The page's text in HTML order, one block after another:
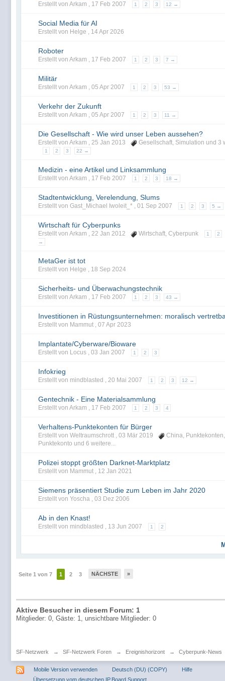
Erstellt von Arkam , 17 Feb 2007 1 2 3 12 →
Social Media für AI
Erstellt von Helge , 14 Apr 2026
Roboter
Erstellt von Arkam , 17 Feb 2007 1 2 3 7 →
Militär
Erstellt von Arkam , 05 Apr 2007 1 2 3 53 →
Verkehr der Zukunft
Erstellt von Arkam , 05 Apr 2007 1 2 3 11 →
Die Gesellschaft - Wie wird unser Leben aussehen?
Erstellt von Arkam , 25 Jan 2013 Gesellschaft, Simulation und 3
1 2 3 22 →
Medizin - eine Artikel und Linksammlung
Erstellt von Arkam , 17 Feb 2007 1 2 3 18 →
Stadtentwicklung, Verelendung, Slums
Erstellt von Gast_Michael Iwoleit_* , 01 Sep 2007 1 2 3 5 →
Wirtschaft für Cyberpunks
Erstellt von Arkam , 22 Jan 2012 Wirtschaft, Cyberpunk 1
2
→
MetaGer ist tot
Erstellt von Helge , 18 Sep 2024
Sicherheits- und Überwachungstechnik
Erstellt von Arkam , 17 Feb 2007 1 2 3 43 →
Investitionen in Rüstungsunternehmen: moralisch
Erstellt von Mammut , 07 Apr 2023
Implantate/Cyberware/Bioware
Erstellt von Locus , 03 Jan 2007 1 2 3
Infokrieg
Erstellt von mindblasted , 20 Mai 2007 1 2 3 12 →
Gentechnik - Eine Materialsammlung
Erstellt von Arkam , 17 Feb 2007 1 2 3 4
Verhaltens-Punktekonten für Bürger
Erstellt von Weltraumschrott , 03 Mär 2019 China, Punktekonten,
Punktekonto und 6 weitere...
Polizei stoppt größten Darknet-Marktplatz
Erstellt von Mammut , 12 Jan 2021
Siemens präsentiert Studie zum Leben im Jahr 2020
Erstellt von Yoscha , 03 Dez 2006
Ab in den Knast!
Erstellt von mindblasted , 13 Jun 2007 1 2
Seite 1 von 7 1 2 3 NÄCHSTE »
Aktive Besucher in diesem Forum: 1
Mitglieder: 0, Gäste: 1, unsichtbare Mitglieder: 0
SF-Netzwerk → SF-Netzwerk Foren → Ereignishorizont → Cyberpunk-News
Mobile Version verwenden Deutsch (DU) (COPY)
Hilfe
Übersetzung vom deutschen IP.Board Support